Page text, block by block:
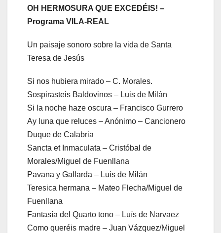
OH HERMOSURA QUE EXCEDÉIS! –
Programa VILA-REAL
Un paisaje sonoro sobre la vida de Santa
Teresa de Jesús
Si nos hubiera mirado – C. Morales.
Sospirasteis Baldovinos – Luis de Milán
Si la noche haze oscura – Francisco Gurrero
Ay luna que reluces – Anónimo – Cancionero
Duque de Calabria
Sancta et Inmaculata – Cristóbal de
Morales/Miguel de Fuenllana
Pavana y Gallarda – Luis de Milán
Teresica hermana – Mateo Flecha/Miguel de
Fuenllana
Fantasía del Quarto tono – Luís de Narvaez
Como queréis madre – Juan Vázquez/Miguel